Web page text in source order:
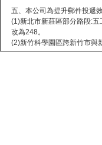
五、本公司為提升郵件投遞
(1)新北市新莊區部分路段:
改為248。
(2)新竹科學園區跨新竹市與